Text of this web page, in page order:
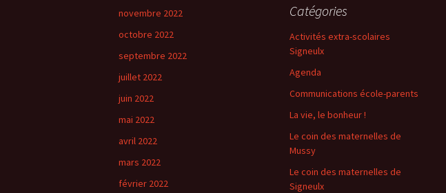
novembre 2022
octobre 2022
septembre 2022
juillet 2022
juin 2022
mai 2022
avril 2022
mars 2022
février 2022
Catégories
Activités extra-scolaires
Signeulx
Agenda
Communications école-parents
La vie, le bonheur !
Le coin des maternelles de
Mussy
Le coin des maternelles de
Signeulx